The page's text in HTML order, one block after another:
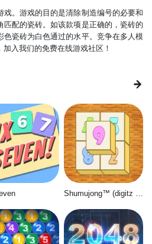
戏。游戏的目的是清除制造编号的必要和
匹配的瓷砖。如该款项是正确的，瓷砖的
色瓷砖为白色通过的水平。竞争在多人模
入我们的免费在线游戏社区！